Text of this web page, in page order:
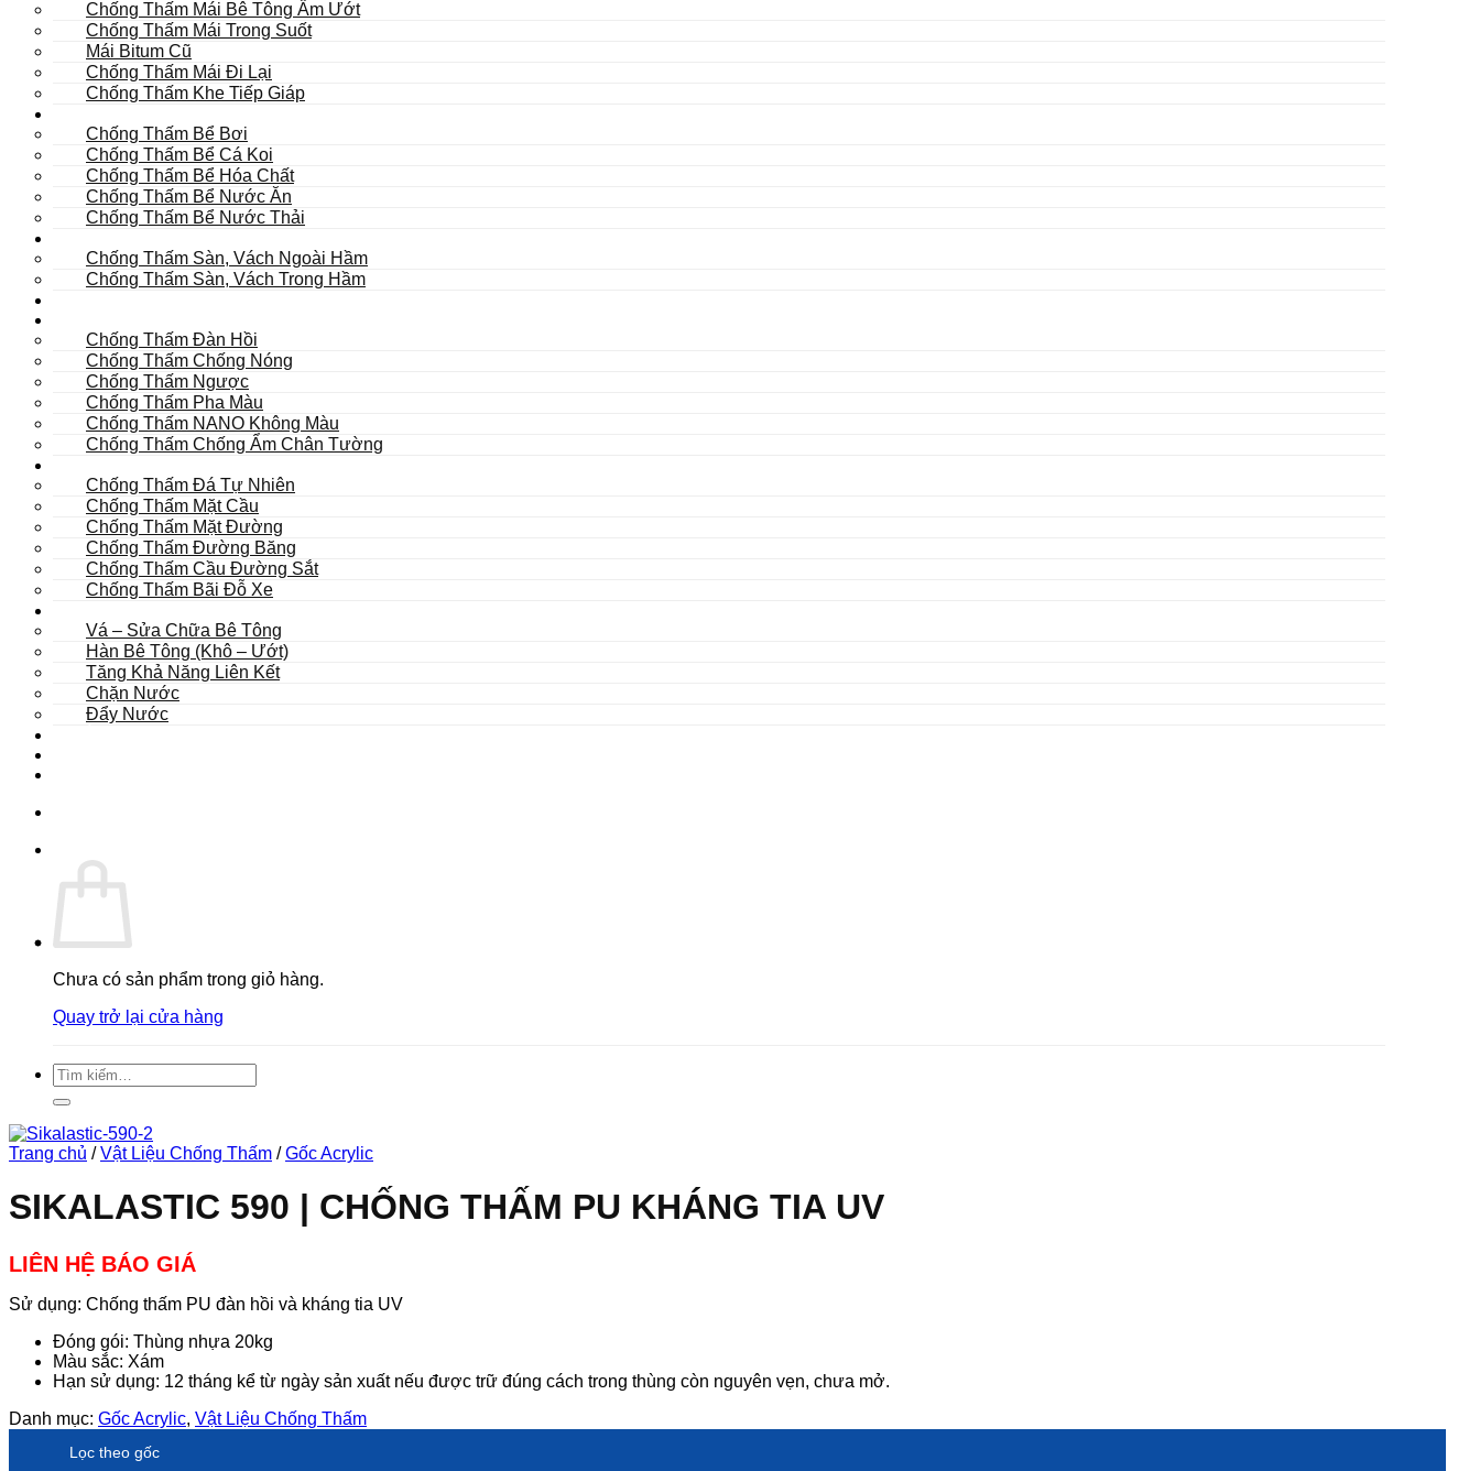
Chống Thấm Mái Bê Tông Ẩm Ướt
Chống Thấm Mái Trong Suốt
Mái Bitum Cũ
Chống Thấm Mái Đi Lại
Chống Thấm Khe Tiếp Giáp
Chống Thấm Bể Bơi
Chống Thấm Bể Cá Koi
Chống Thấm Bể Hóa Chất
Chống Thấm Bể Nước Ăn
Chống Thấm Bể Nước Thải
Chống Thấm Sàn, Vách Ngoài Hầm
Chống Thấm Sàn, Vách Trong Hầm
Chống Thấm Đàn Hồi
Chống Thấm Chống Nóng
Chống Thấm Ngược
Chống Thấm Pha Màu
Chống Thấm NANO Không Màu
Chống Thấm Chống Ẩm Chân Tường
Chống Thấm Đá Tự Nhiên
Chống Thấm Mặt Cầu
Chống Thấm Mặt Đường
Chống Thấm Đường Băng
Chống Thấm Cầu Đường Sắt
Chống Thấm Bãi Đỗ Xe
Vá – Sửa Chữa Bê Tông
Hàn Bê Tông (Khô – Ướt)
Tăng Khả Năng Liên Kết
Chặn Nước
Đẩy Nước
Chưa có sản phẩm trong giỏ hàng.
Quay trở lại cửa hàng
Tìm
kiếm:
Trang chủ / Vật Liệu Chống Thấm / Gốc Acrylic
SIKALASTIC 590 | CHỐNG THẤM PU KHÁNG TIA UV
LIÊN HỆ BÁO GIÁ
Sử dụng: Chống thấm PU đàn hồi và kháng tia UV
Đóng gói: Thùng nhựa 20kg
Màu sắc: Xám
Hạn sử dụng: 12 tháng kể từ ngày sản xuất nếu được trữ đúng cách trong thùng còn nguyên vẹn, chưa mở.
Danh mục: Gốc Acrylic, Vật Liệu Chống Thấm
Lọc theo gốc